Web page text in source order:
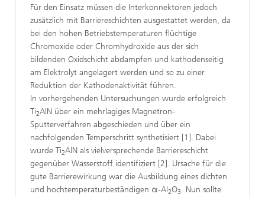
Für den Einsatz müssen die Interkonnektoren jedoch
zusätzlich mit Barriereschichten ausgestattet werden, da
bei den hohen Betriebstemperaturen flüchtige
Chromoxide oder Chromhydroxide aus der sich
bildenden Oxidschicht abdampfen und kathodenseitig
am Elektrolyt angelagert werden und so zu einer
Reduktion der Kathodenaktivität führen.
In vorhergehenden Untersuchungen wurde erfolgreich
Ti2AlN über ein mehrlagiges Magnetron-
Sputterverfahren abgeschieden und über ein
nachfolgenden Temperschritt synthetisiert [1]. Dabei
wurde Ti2AlN als vielversprechende Barriereschicht
gegenüber Wasserstoff identifiziert [2]. Ursache für die
gute Barrierewirkung war die Ausbildung eines dichten
und hochtemperaturbeständigen α-Al 2O3. Nun sollte